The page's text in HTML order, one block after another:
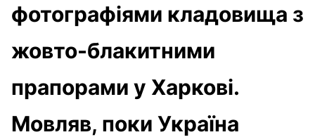
фотографіями кладовища з
жовто-блакитними
прапорами у Харкові.
Мовляв, поки Україна